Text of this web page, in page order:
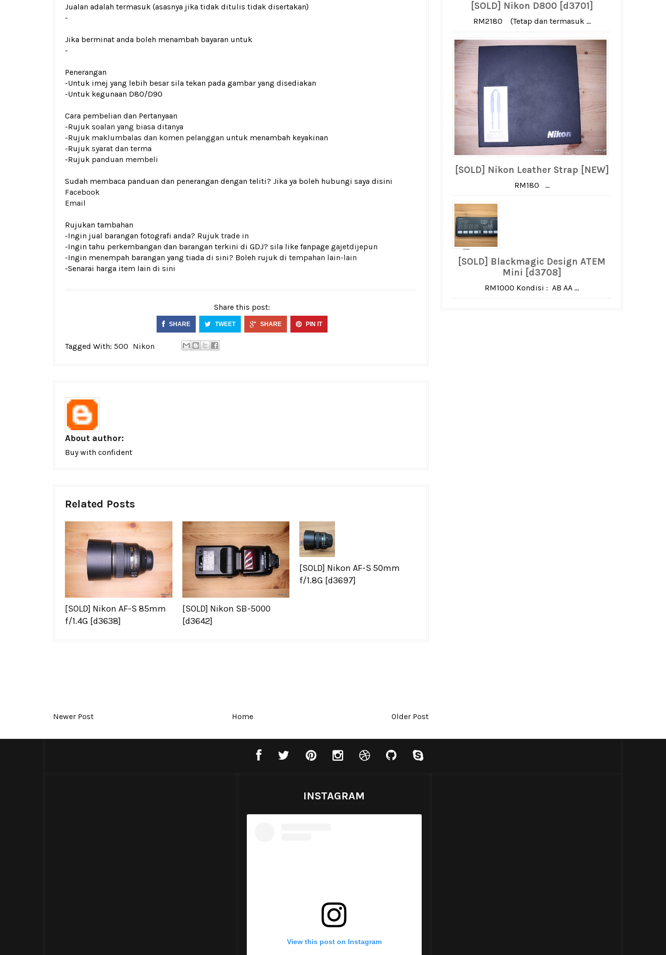
Jualan adalah termasuk (asasnya jika tidak ditulis tidak disertakan)
-
Jika berminat anda boleh menambah bayaran untuk
-
Penerangan
-Untuk imej yang lebih besar sila tekan pada gambar yang disediakan
-Untuk kegunaan D80/D90
Cara pembelian dan Pertanyaan
-Rujuk soalan yang biasa ditanya
-Rujuk maklumbalas dan komen pelanggan untuk menambah keyakinan
-Rujuk syarat dan terma
-Rujuk panduan membeli
Sudah membaca panduan dan penerangan dengan teliti? Jika ya boleh hubungi saya disini
Facebook
Email
Rujukan tambahan
-Ingin jual barangan fotografi anda? Rujuk trade in
-Ingin tahu perkembangan dan barangan terkini di GDJ? sila like fanpage gajetdijepun
-Ingin menempah barangan yang tiada di sini? Boleh rujuk di tempahan lain-lain
-Senarai harga item lain di sini
Share this post:
SHARE TWEET SHARE PIN IT
Tagged With: 500 Nikon
About author:
Buy with confident
Related Posts
[SOLD] Nikon AF-S 85mm
f/1.4G [d3638]
[SOLD] Nikon SB-5000
[d3642]
[SOLD] Nikon AF-S 50mm
f/1.8G [d3697]
Newer Post Home Older Post
[SOLD] Nikon D800 [d3701]
RM2180 (Tetap dan termasuk ...
[SOLD] Nikon Leather Strap [NEW]
RM180 ...
[SOLD] Blackmagic Design ATEM
Mini [d3708]
RM1000 Kondisi : AB AA ...
INSTAGRAM
View this post on Instagram